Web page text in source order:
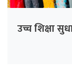
उच्च शिक्षा